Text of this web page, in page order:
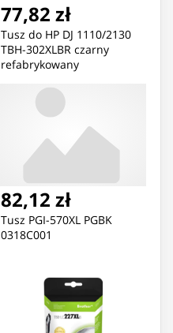
77,82 zł
Tusz do HP DJ 1110/2130
TBH-302XLBR czarny
refabrykowany
82,12 zł
Tusz PGI-570XL PGBK
0318C001